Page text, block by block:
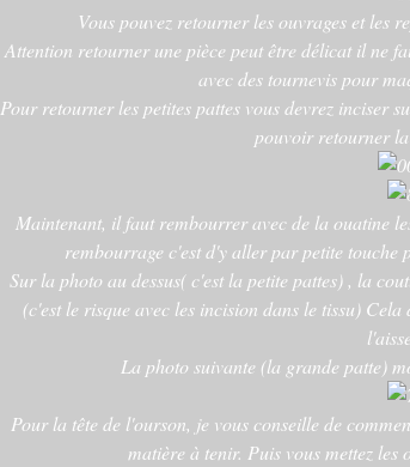
Vous pouvez retourner les ouvrages et les
Attention retourner une pièce peut être délicat il ne
avec des tournevis pour
Pour retourner les petites pattes vous devrez inciser
pouvoir retourner
Maintenant, il faut rembourrer avec de la ouatine
rembourrage c'est d'y aller par petite touche
Sur la photo au dessus( c'est la petite pattes) , la
(c'est le risque avec les incision dans le tissu)
La photo suivante (la grande patte)
Pour la tête de l'ourson, je vous conseille de
matière à tenir. Puis vous mettez les